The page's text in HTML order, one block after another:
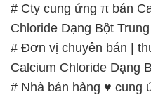
# Cty cung ứng π bán
Chloride Dạng Bột
# Đơn vị chuyên bán |
Calcium Chloride Dạng
# Nhà bán hàng ♥ cung